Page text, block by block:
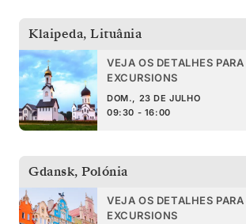
Klaipeda, Lituânia
VEJA OS DETALHES PARA
EXCURSIONS
DOM., 23 DE JULHO
09:30 - 16:00
Gdansk, Polónia
VEJA OS DETALHES PARA
EXCURSIONS